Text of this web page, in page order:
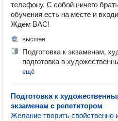
телефону. С собой ничего
обучения есть на месте и
Ждем ВАС!
высшее
Подготовка к экзаменам,
подготовка в
ещё
Подготовка к
экзаменам с репетитором
Желание творить свойственно